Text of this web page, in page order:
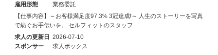
雇用形態
業務委託
【仕事内容】～お客様満足度97.3% 3冠達成!～ 人生のストーリーを写真
で紡ぐお手伝いを。 セルフィットのスタッフ…
求人の更新日 2026-07-10
スポンサー
求人ボックス